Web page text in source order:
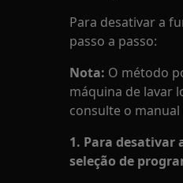
Para desativar a
passo a passo:
Nota: O método
máquina de lavar
consulte o
1. Para desativar
seleção de